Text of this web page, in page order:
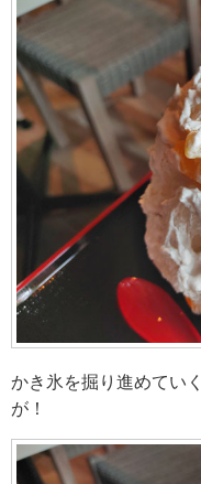
かき氷を掘り進めてい
が！